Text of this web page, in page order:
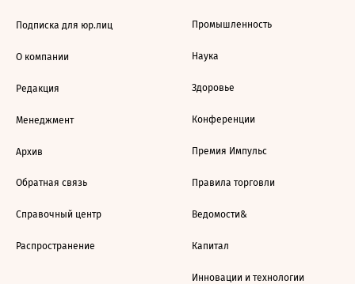
Подписка для юр.лиц
О компании
Редакция
Менеджмент
Архив
Обратная связь
Справочный центр
Распространение
Промышленность
Наука
Здоровье
Конференции
Премия Импульс
Правила торговли
Ведомости&
Капитал
Инновации и технологии